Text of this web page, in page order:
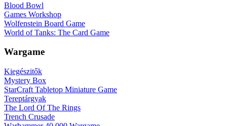
Blood Bowl
Games Workshop
Wolfenstein Board Game
World of Tanks: The Card Game
Wargame
Kiegészitők
Mystery Box
StarCraft Tabletop Miniature Game
Tereptárgyak
The Lord Of The Rings
Trench Crusade